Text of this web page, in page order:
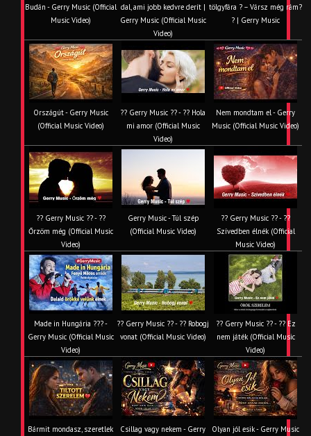
Budán - Gerry Music (Official
Music Video)
dal, ami jobb kedvre derít |
Gerry Music (Official Music
Video)
tölgyfára ?️ – Vársz még rám?
? | Gerry Music
Országút - Gerry Music
(Official Music Video)
?? Gerry Music ?? - ?? Hola
mi amor (Official Music
Video)
Nem mondtam el - Gerry
Music (Official Music Video)
?? Gerry Music ?? - ??
Őrzöm még (Official Music
Video)
Gerry Music - Túl szép
(Official Music Video)
?? Gerry Music ?? - ??
Szívedben élnék (Official
Music Video)
Made in Hungária ??? -
Gerry Music (Official Music
Video)
?? Gerry Music ?? - ?? Robogj
vonat (Official Music Video)
?? Gerry Music ?? - ?? Ez
nem játék (Official Music
Video)
Bármit mondasz, szeretlek Csillag vagy nekem - Gerry Olyan jól esik - Gerry Music